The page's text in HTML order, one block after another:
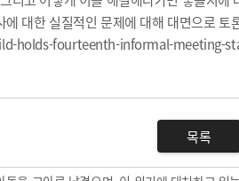
에 대한 실질적인 문제에 대해 대면으
holds-fourteenth-informal-meeting-
목록